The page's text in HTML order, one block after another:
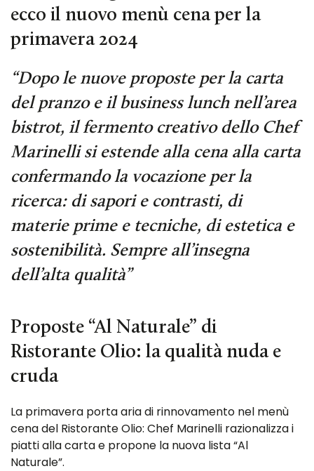
ecco il nuovo menù cena per la
primavera 2024
“Dopo le nuove proposte per la carta
del pranzo e il business lunch nell’area
bistrot, il fermento creativo dello Chef
Marinelli si estende alla cena alla carta
confermando la vocazione per la
ricerca: di sapori e contrasti, di
materie prime e tecniche, di estetica e
sostenibilità. Sempre all’insegna
dell’alta qualità”
Proposte “Al Naturale” di
Ristorante Olio: la qualità nuda e
cruda
La primavera porta aria di rinnovamento nel menù
cena del Ristorante Olio: Chef Marinelli razionalizza i
piatti alla carta e propone la nuova lista “Al
Naturale”.